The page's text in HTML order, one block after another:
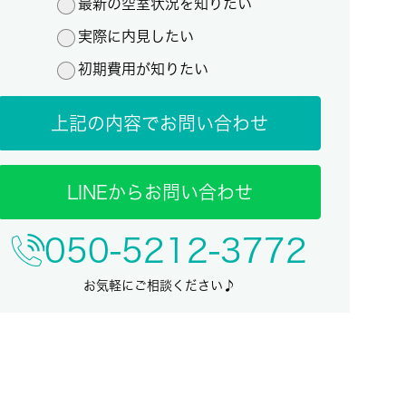
最新の空室状況を知りたい
実際に内見したい
初期費用が知りたい
上記の内容でお問い合わせ
LINEからお問い合わせ
050-5212-3772
お気軽にご相談ください♪